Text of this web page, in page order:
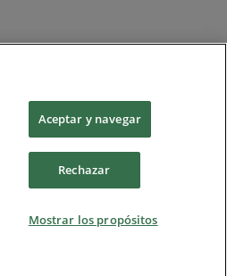
Aceptar y navegar
Rechazar
Mostrar los propósitos